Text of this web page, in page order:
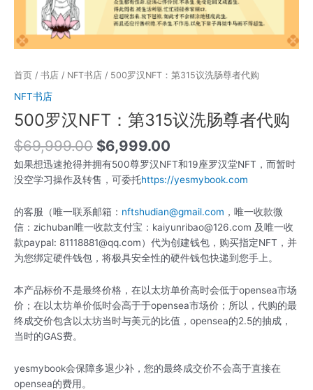
首页 / 书店 / NFT书店 / 500罗汉NFT：第315议洗肠尊者代购
NFT书店
500罗汉NFT：第315议洗肠尊者代购
$69,999.00 $6,999.00
如果想迅速抢得并拥有500尊罗汉NFT和19座罗汉堂NFT，而暂时
没空学习操作及转售，可委托https://yesmybook.com
的客服（唯一联系邮箱： nftshudian@gmail.com ，唯一收款微
信：zichuban唯一收款支付宝：kaiyunribao@126.com 及唯一收
款paypal: 81118881@qq.com）代为创建钱包，购买指定NFT，并
为您绑定硬件钱包，将极具安全性的硬件钱包快递到您手上。
本产品标价不是最终价格，在以太坊单价高时会低于opensea市场
价；在以太坊单价低时会高于于opensea市场价；所以，代购的最
终成交价包含以太坊当时与美元的比值，opensea的2.5的抽成，
当时的GAS费。
yesmybook会保障多退少补，您的最终成交价不会高于直接在
opensea的费用。